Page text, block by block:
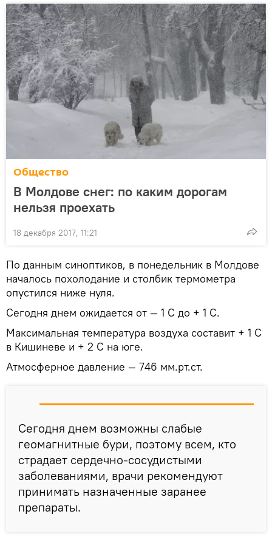
Общество
В Молдове снег: по каким дорогам
нельзя проехать
18 декабря 2017, 11:21
По данным синоптиков, в понедельник в Молдове
началось похолодание и столбик термометра
опустился ниже нуля.
Сегодня днем ожидается от — 1 С до + 1 С.
Максимальная температура воздуха составит + 1 С
в Кишиневе и + 2 С на юге.
Атмосферное давление — 746 мм.рт.ст.
Сегодня днем возможны слабые
геомагнитные бури, поэтому всем, кто
страдает сердечно-сосудистыми
заболеваниями, врачи рекомендуют
принимать назначенные заранее
препараты.